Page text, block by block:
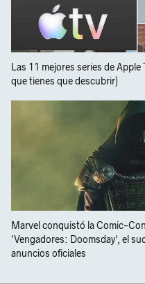
Las 11 mejores series de
que tienes que descubrir)
Marvel conquistó la Comic-
'Vengadores: Doomsday', el
anuncios oficiales